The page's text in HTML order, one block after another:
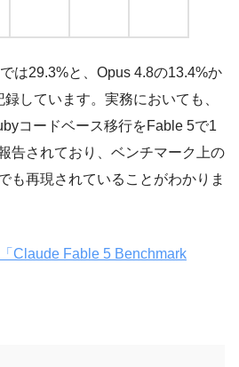
は29.3%と、Opus 4.8の13.4%か
しています。実務においても、
コードベース移行をFable 5で1
告されており、ベンチマーク上の
も再現されていることがわかりま
Claude Fable 5 Benchmark